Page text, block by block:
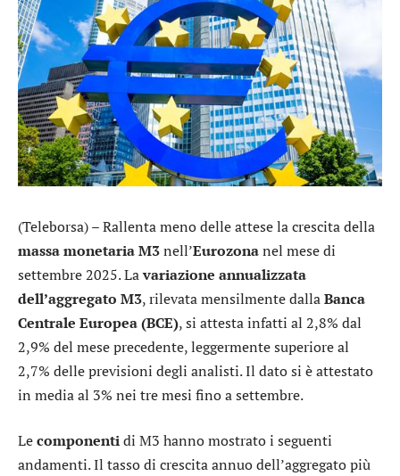
(Teleborsa) – Rallenta meno delle attese la crescita della
massa monetaria M3nell’Eurozonanel mese di
settembre 2025. Lavariazione annualizzata
dell’aggregato M3, rilevata mensilmente dallaBanca
Centrale Europea (BCE), si attesta infatti al 2,8% dal
2,9% del mese precedente, leggermente superiore al
2,7% delle previsioni degli analisti. Il dato si è attestato
in media al 3% nei tre mesi fino a settembre.
Lecomponentidi M3 hanno mostrato i seguenti
andamenti. Il tasso di crescita annuo dell’aggregato più